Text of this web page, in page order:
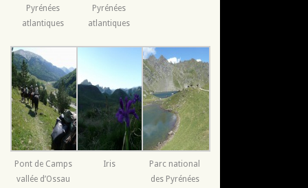
Pyrénées
atlantiques
Pyrénées
atlantiques
Pont de Camps
vallée d’Ossau
Iris
Parc national
des Pyrénées